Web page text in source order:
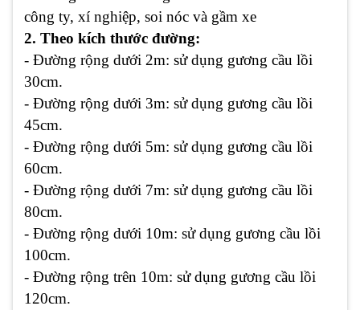
công ty, xí nghiệp, soi nóc và gầm xe
2. Theo kích thước đường:
- Đường rộng dưới 2m: sử dụng gương cầu lồi
30cm.
- Đường rộng dưới 3m: sử dụng gương cầu lồi
45cm.
- Đường rộng dưới 5m: sử dụng gương cầu lồi
60cm.
- Đường rộng dưới 7m: sử dụng gương cầu lồi
80cm.
- Đường rộng dưới 10m: sử dụng gương cầu lồi
100cm.
- Đường rộng trên 10m: sử dụng gương cầu lồi
120cm.